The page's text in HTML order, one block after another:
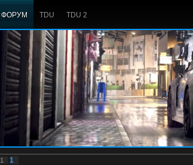
ФОРУМ TDU TDU 2
1
1